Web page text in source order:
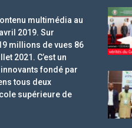
multimédia au
2019. Sur
millions de vues 86
2021. C’est un
fondé par
tous deux
supérieure de